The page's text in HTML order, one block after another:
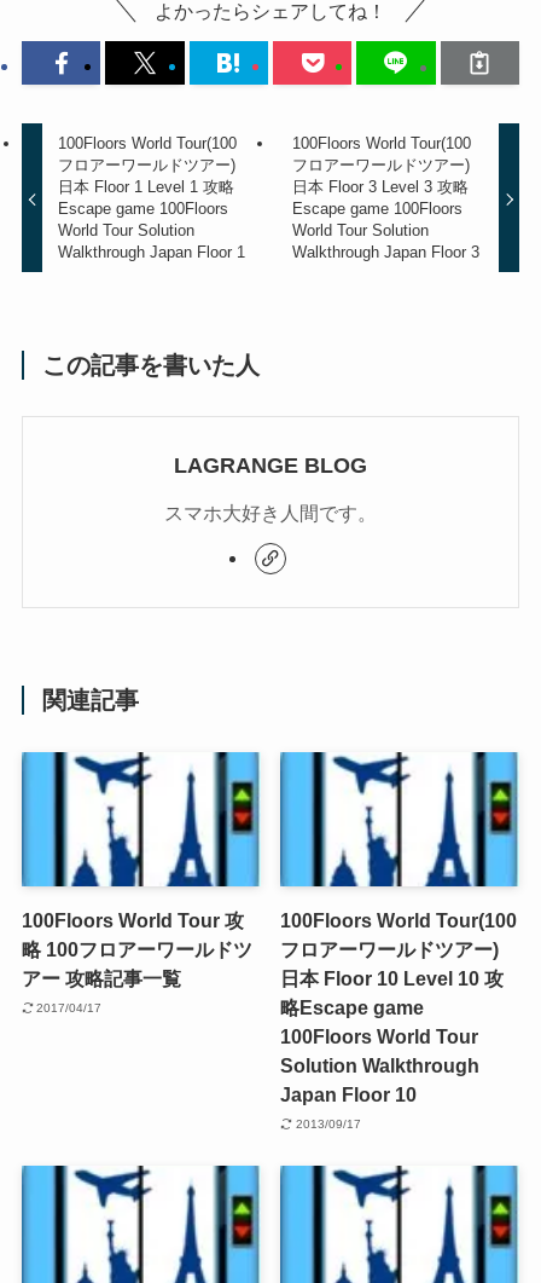
よかったらシェアしてね！
100Floors World Tour(100
フロアーワールドツアー)
日本 Floor 1 Level 1 攻略
Escape game 100Floors
World Tour Solution
Walkthrough Japan Floor 1
100Floors World Tour(100
フロアーワールドツアー)
日本 Floor 3 Level 3 攻略
Escape game 100Floors
World Tour Solution
Walkthrough Japan Floor 3
この記事を書いた人
LAGRANGE BLOG
スマホ大好き人間です。
関連記事
100Floors World Tour 攻
略 100フロアーワールドツ
アー 攻略記事一覧
2017/04/17
100Floors World Tour(100
フロアーワールドツアー)
日本 Floor 10 Level 10 攻
略Escape game
100Floors World Tour
Solution Walkthrough
Japan Floor 10
2013/09/17